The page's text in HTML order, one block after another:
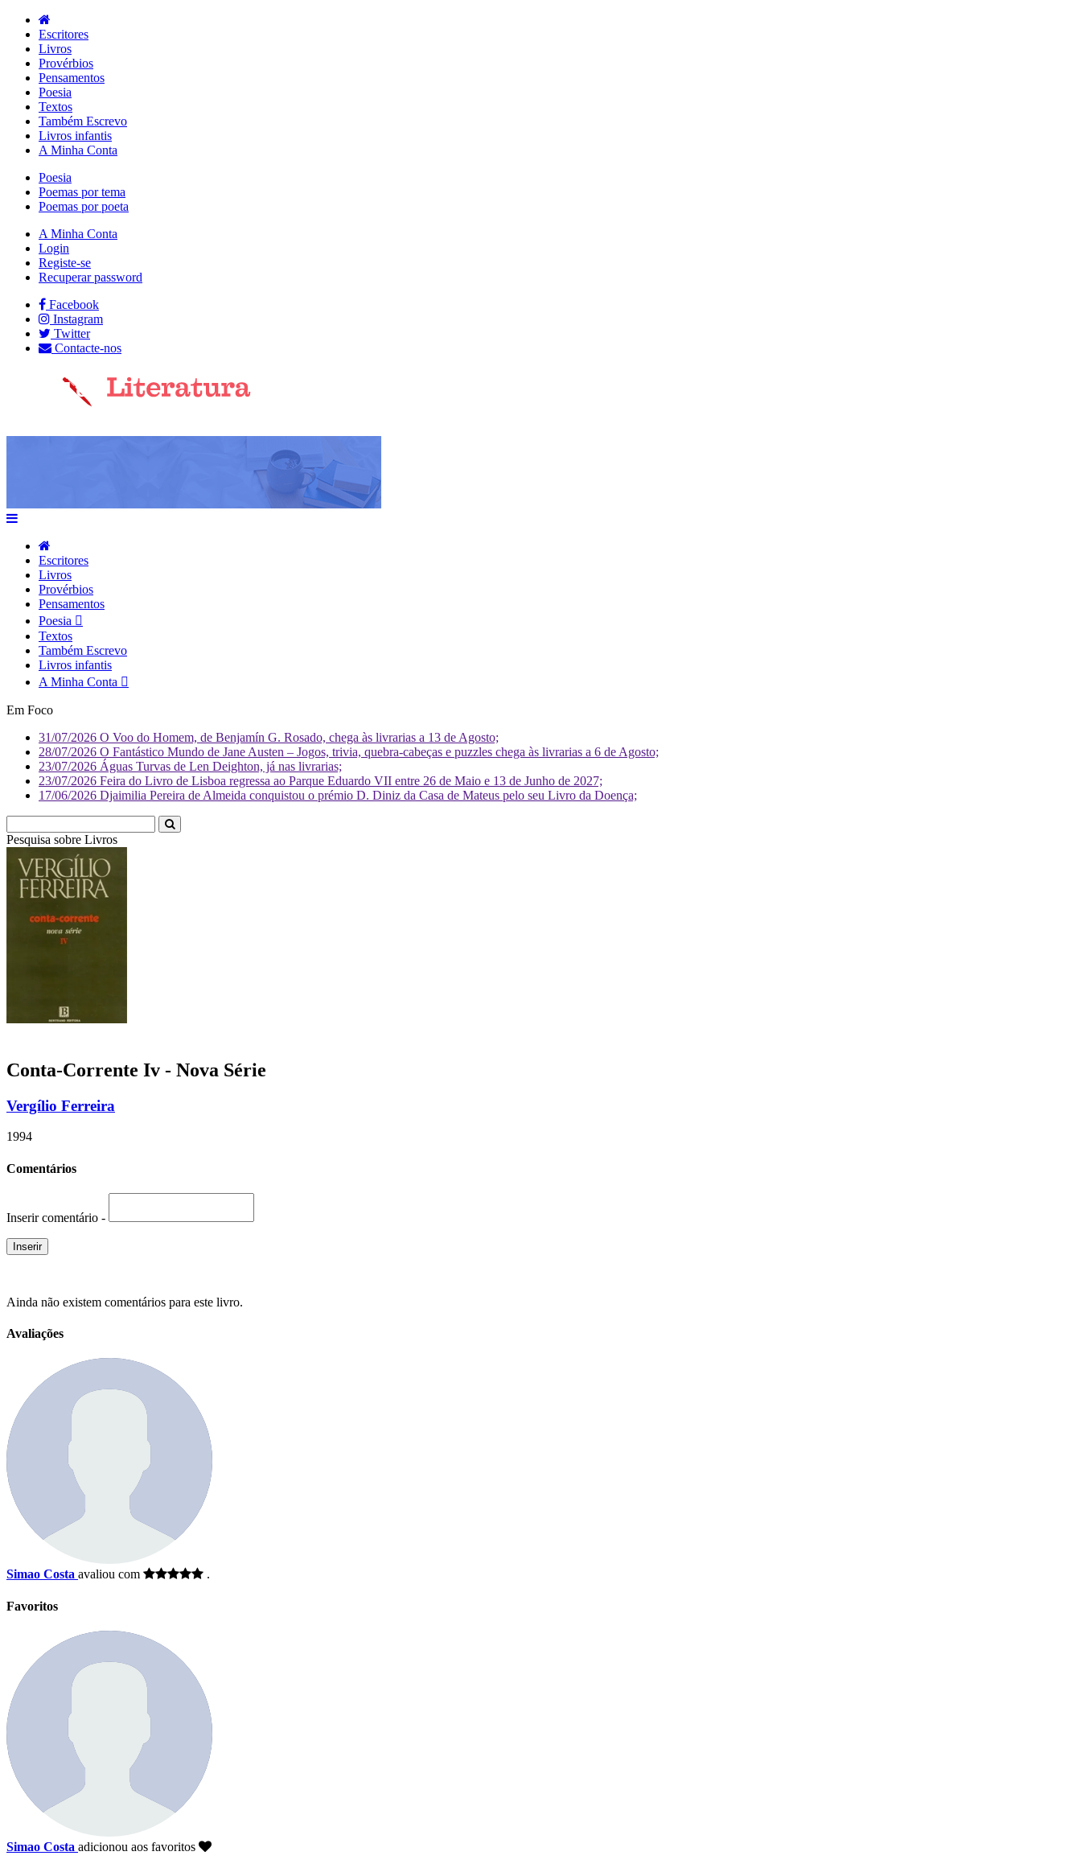
Escritores
Livros
Provérbios
Pensamentos
Poesia
Textos
Também Escrevo
Livros infantis
A Minha Conta
Poesia
Poemas por tema
Poemas por poeta
A Minha Conta
Login
Registe-se
Recuperar password
Facebook
Instagram
Twitter
Contacte-nos
Escritores
Livros
Provérbios
Pensamentos
Poesia
Textos
Também Escrevo
Livros infantis
A Minha Conta
Em Foco
31/07/2026 O Voo do Homem, de Benjamín G. Rosado, chega às livrarias a 13 de Agosto;
28/07/2026 O Fantástico Mundo de Jane Austen – Jogos, trivia, quebra-cabeças e puzzles chega às livrarias a 6 de Agosto;
23/07/2026 Águas Turvas de Len Deighton, já nas livrarias;
23/07/2026 Feira do Livro de Lisboa regressa ao Parque Eduardo VII entre 26 de Maio e 13 de Junho de 2027;
17/06/2026 Djaimilia Pereira de Almeida conquistou o prémio D. Diniz da Casa de Mateus pelo seu Livro da Doença;
Pesquisa sobre Livr
Conta-Corrente Iv - Nova Série
Vergílio Ferreira
1994
Comentários
Inserir comentário -
Ainda não existem comentários para este livro.
Avaliações
Simao Costa avaliou com .
Favoritos
Simao Costa adicionou aos favoritos